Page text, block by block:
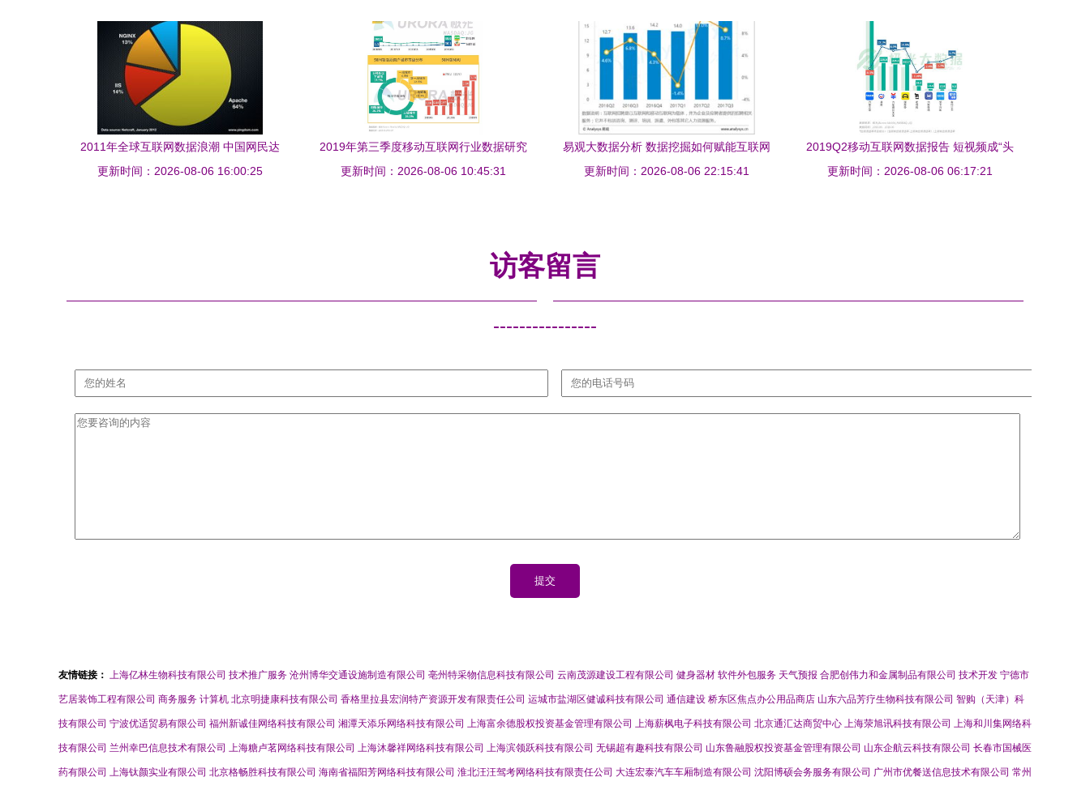
2011年全球互联网数据浪潮 中国网民达
4.85亿引领服务新纪元
更新时间：2026-08-06 16:00:25
2019年第三季度移动互联网行业数据研究
报告——互联网数据服务深度洞察
更新时间：2026-08-06 10:45:31
易观大数据分析 数据挖掘如何赋能互联网
行业的深度洞察与服务升级
更新时间：2026-08-06 22:15:41
2019Q2移动互联网数据报告 短视频成“头
号时间杀手”，用户争夺战进入新阶段
更新时间：2026-08-06 06:17:21
访客留言
----------------
友情链接： 上海亿林生物科技有限公司 技术推广服务 沧州博华交通设施制造有限公司 亳州特采物信息科技有限公司 云南茂源建设工程有限公司 健身器材 软件外包服务 天气预报 合肥创伟力和金属制品有限公司 技术开发 宁德市
艺居装饰工程有限公司 商务服务 计算机 北京明捷康科技有限公司 香格里拉县宏润特产资源开发有限责任公司 运城市盐湖区健诚科技有限公司 通信建设 桥东区焦点办公用品商店 山东六品芳疗生物科技有限公司 智购（天津）科
技有限公司 宁波优适贸易有限公司 福州新诚佳网络科技有限公司 湘潭天添乐网络科技有限公司 上海富余德股权投资基金管理有限公司 上海薪枫电子科技有限公司 北京通汇达商贸中心 上海荥旭讯科技有限公司 上海和川集网络科
技有限公司 兰州幸巴信息技术有限公司 上海糖卢茗网络科技有限公司 上海沐馨祥网络科技有限公司 上海滨领跃科技有限公司 无锡超有趣科技有限公司 山东鲁融股权投资基金管理有限公司 山东企航云科技有限公司 长春市国械医
药有限公司 上海钛颜实业有限公司 北京格畅胜科技有限公司 海南省福阳芳网络科技有限公司 淮北汪汪驾考网络科技有限责任公司 大连宏泰汽车车厢制造有限公司 沈阳博硕会务服务有限公司 广州市优餐送信息技术有限公司 常州